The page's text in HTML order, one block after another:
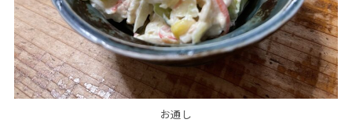
お通し